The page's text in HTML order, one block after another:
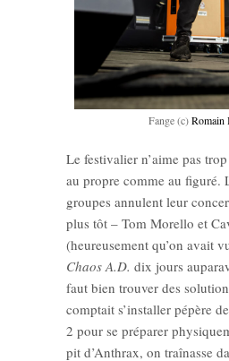
Fange (c)Romain
Le festivalier n’aime pas
au propre comme au figuré.
groupes annulent leur
plus tôt – Tom Morello et
(heureusement qu’on avait
Chaos A.D. dix jours
faut bien trouver des
comptait s’installer pépère
2 pour se préparer
pit d’Anthrax, on traînasse